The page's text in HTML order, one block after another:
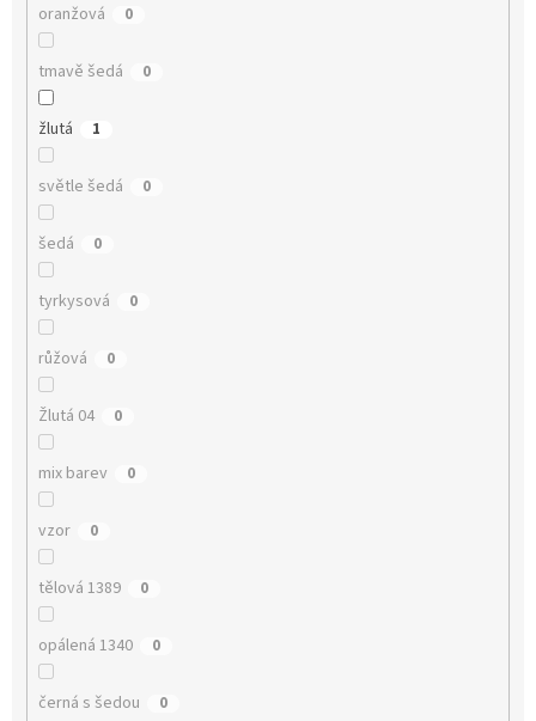
oranžová 0
tmavě šedá 0
žlutá 1
světle šedá 0
šedá 0
tyrkysová 0
růžová 0
Žlutá 04 0
mix barev 0
vzor 0
tělová 1389 0
opálená 1340 0
černá s šedou 0